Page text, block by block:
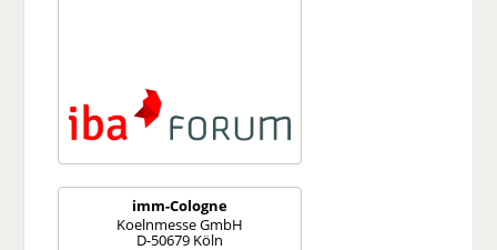
imm-Cologne
Koelnmesse GmbH
D-50679 Köln